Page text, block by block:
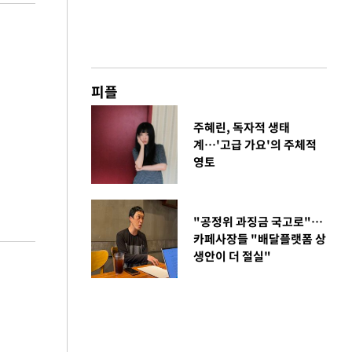
피플
주혜린, 독자적 생태
계…'고급 가요'의 주체적
영토
"공정위 과징금 국고로"…
카페사장들 "배달플랫폼 상
생안이 더 절실"